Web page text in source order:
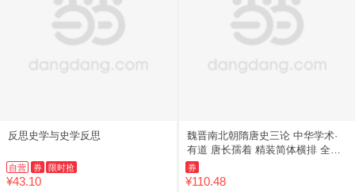
反思史学与史学反思
自营 券 限时抢
¥43.10
魏晋南北朝隋唐史三论 中华学术·
有道 唐长孺着 精装简体横排 全面
展现中国三至九世纪七百年的历史
发展过程
券
¥110.48